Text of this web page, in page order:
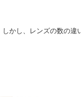
かし、レンズの数の違